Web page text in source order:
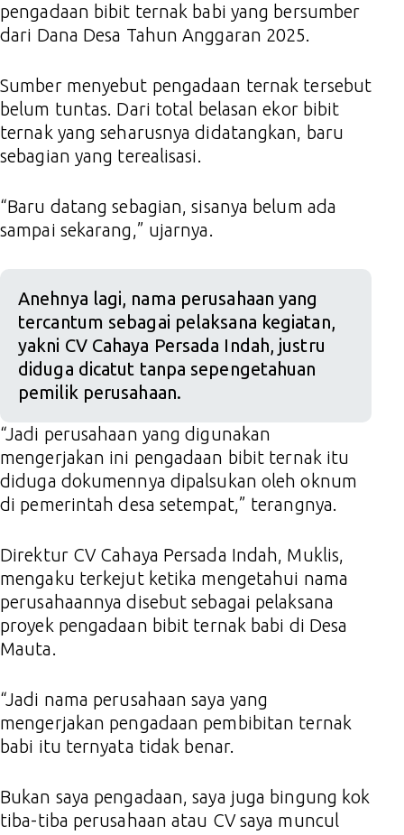
pengadaan bibit ternak babi yang bersumber
dari Dana Desa Tahun Anggaran 2025.
Sumber menyebut pengadaan ternak tersebut
belum tuntas. Dari total belasan ekor bibit
ternak yang seharusnya didatangkan, baru
sebagian yang terealisasi.
“Baru datang sebagian, sisanya belum ada
sampai sekarang,” ujarnya.
Anehnya lagi, nama perusahaan yang
tercantum sebagai pelaksana kegiatan,
yakni CV Cahaya Persada Indah, justru
diduga dicatut tanpa sepengetahuan
pemilik perusahaan.
“Jadi perusahaan yang digunakan
mengerjakan ini pengadaan bibit ternak itu
diduga dokumennya dipalsukan oleh oknum
di pemerintah desa setempat,” terangnya.
Direktur CV Cahaya Persada Indah, Muklis,
mengaku terkejut ketika mengetahui nama
perusahaannya disebut sebagai pelaksana
proyek pengadaan bibit ternak babi di Desa
Mauta.
“Jadi nama perusahaan saya yang
mengerjakan pengadaan pembibitan ternak
babi itu ternyata tidak benar.
Bukan saya pengadaan, saya juga bingung kok
tiba-tiba perusahaan atau CV saya muncul